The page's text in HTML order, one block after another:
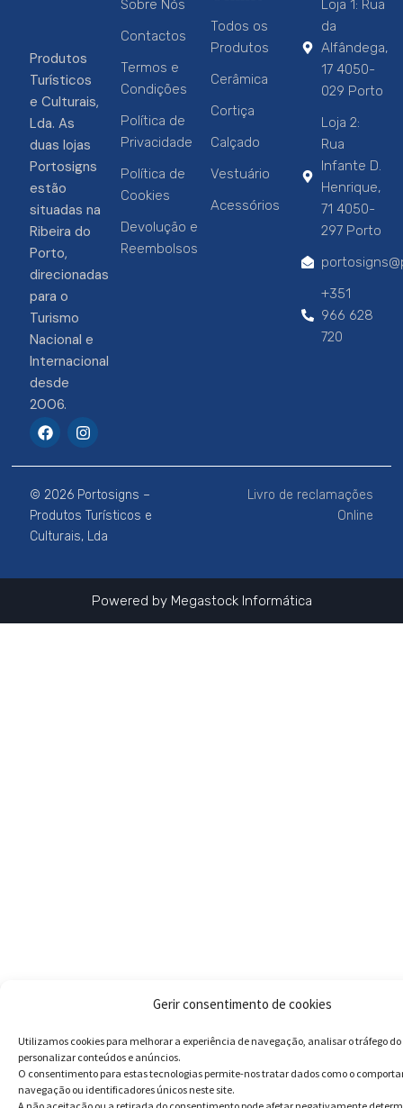
Gerir consentimento de cookies
Utilizamos cookies para melhorar a experiência de navegação, analisar o tráfego do
personalizar conteúdos e anúncios.
O consentimento para estas tecnologias permite-nos tratar dados como o
navegação ou identificadores únicos neste site.
Produtos
Turísticos
e Culturais,
Lda. As
duas lojas
Portosigns
estão
situadas na
Ribeira do
Porto,
direcionadas
para o
Turismo
Nacional e
Internacional
desde
2006.
F
a
e
b
o
o
k
I
n
t
a
g
r
a
m
Sobre Nós
Contactos
Termos e
Condições
Política de
Privacidade
Política de
Cookies
Devolução e
Reembolsos
Todos os
Produtos
Cerâmica
Cortiça
Calçado
Vestuário
Acessórios
Loja 1: Rua
da
Alfândega,
17 4050-
029 Porto
Loja 2:
Rua
Infante D.
Henrique,
71 4050-
297 Porto
+351
966 628
720
© 2026 Portosigns –
Produtos Turísticos e
Culturais, Lda
Livro de reclamações
Online
Powered by Megastock Informática